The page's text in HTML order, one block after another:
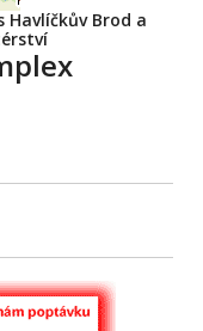
Brod a